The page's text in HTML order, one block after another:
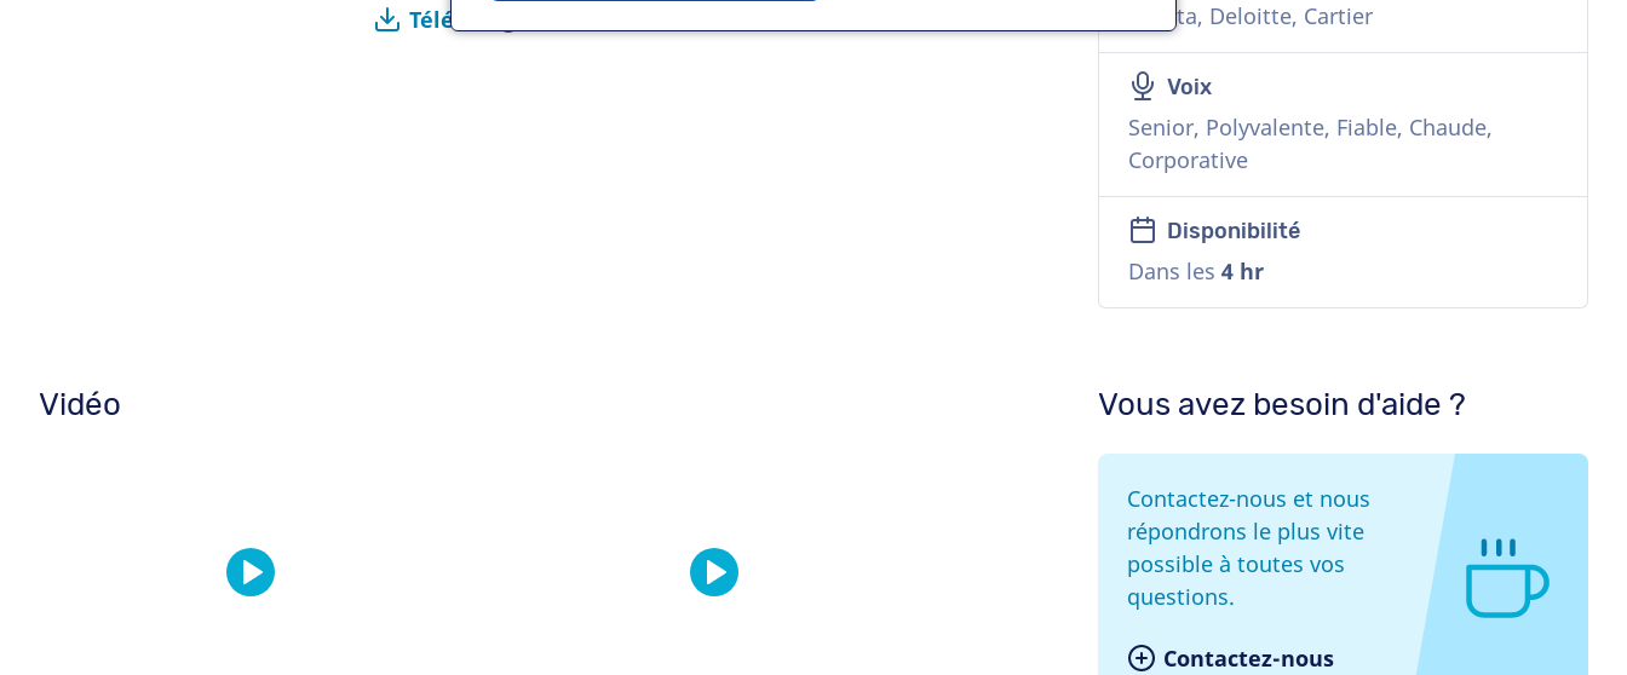
Toyota, Deloitte, Cartier
Voix
Senior, Polyvalente, Fiable, Chaude,
Corporative
Disponibilité
Dans les 4 hr
Télécharger tout
Vous avez besoin d'aide ?
Contactez-nous et nous
répondrons le plus vite
possible à toutes vos
questions.
Contactez-nous
Vidéo